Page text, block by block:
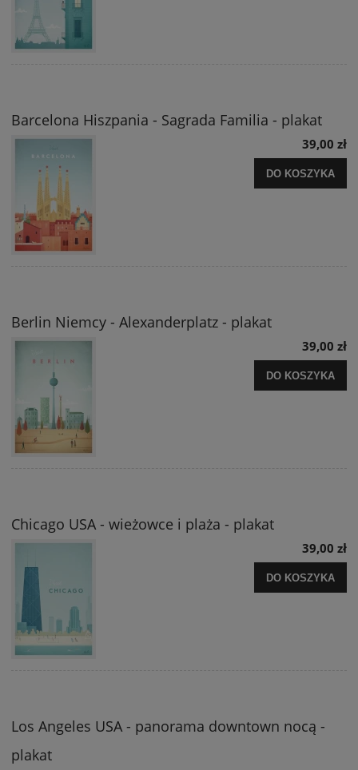
Barcelona Hiszpania - Sagrada Familia - plakat
39,00 zł
DO KOSZYKA
Berlin Niemcy - Alexanderplatz - plakat
39,00 zł
DO KOSZYKA
Chicago USA - wieżowce i plaża - plakat
39,00 zł
DO KOSZYKA
Los Angeles USA - panorama downtown nocą -
plakat